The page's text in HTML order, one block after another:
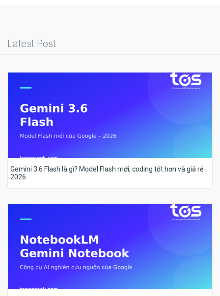
Latest Post
Gemini 3.6 Flash là gì? Model Flash mới, coding tốt hơn và giá rẻ
2026